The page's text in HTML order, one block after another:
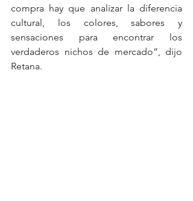
compra hay que analizar la diferencia
cultural, los colores, sabores y
sensaciones para encontrar los
verdaderos nichos de mercado”, dijo
Retana.